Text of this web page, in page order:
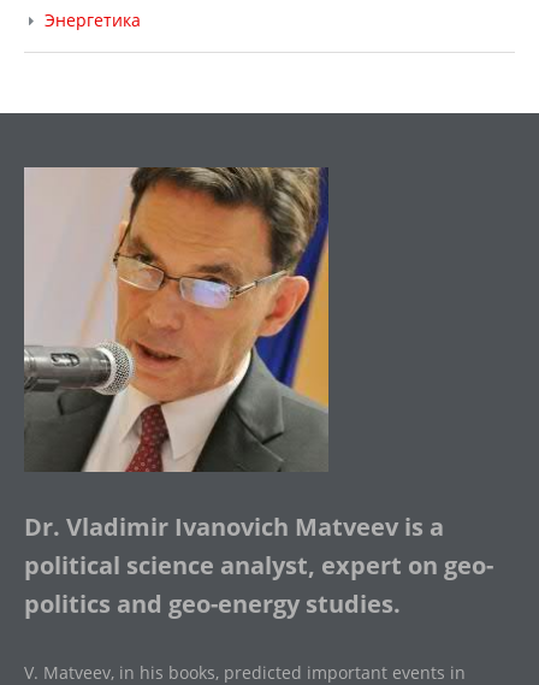
Энергетика
Dr. Vladimir Ivanovich Matveev is a
political science analyst, expert on geo-
politics and geo-energy studies.
V. Matveev, in his books, predicted important events in